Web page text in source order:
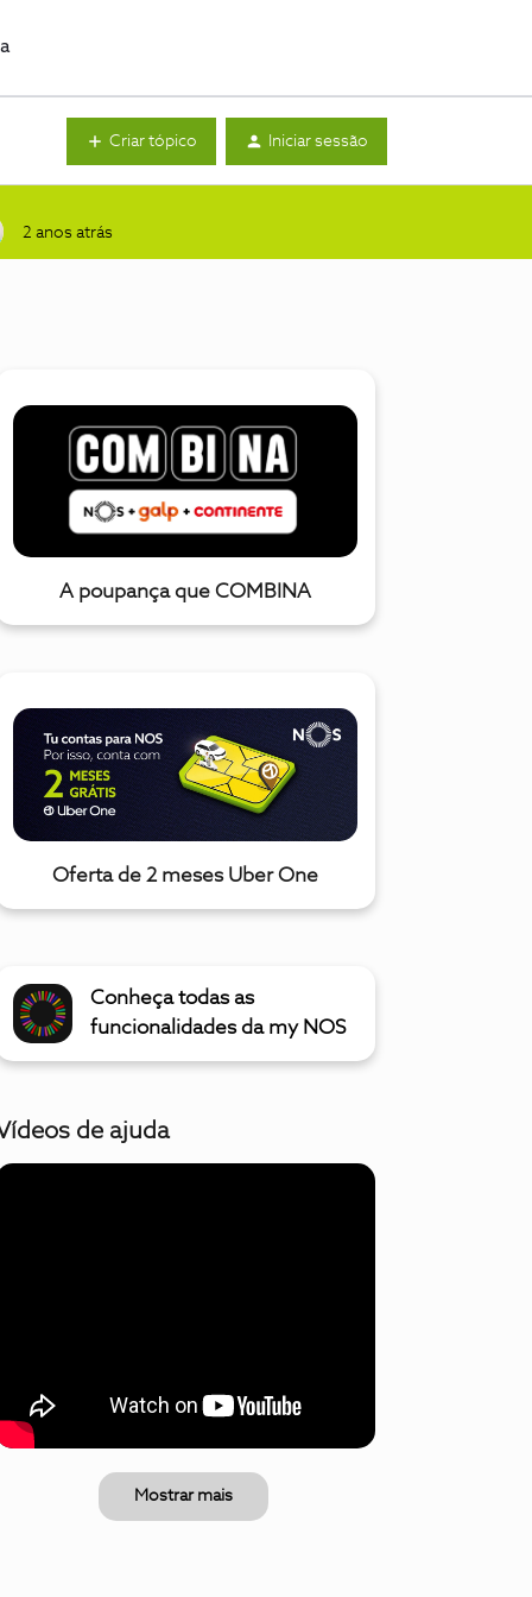
Criar tópico Iniciar sessão
2 anos atrás
A poupança que COMBINA
Oferta de 2 meses Uber One
Conheça todas as
funcionalidades da my NOS
de ajuda
Mostrar mais